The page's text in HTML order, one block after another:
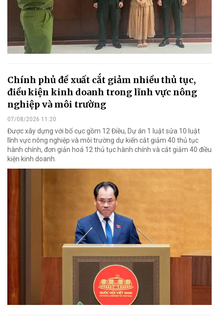
Chính phủ đề xuất cắt giảm nhiều thủ tục,
điều kiện kinh doanh trong lĩnh vực nông
nghiệp và môi trường
07/08/2026 11:20
Được xây dựng với bố cục gồm 12 Điều, Dự án 1 luật sửa 10 luật
lĩnh vực nông nghiệp và môi trường dự kiến cắt giảm 40 thủ tục
hành chính, đơn giản hoá 12 thủ tục hành chính và cắt giảm 40 điều
kiện kinh doanh.